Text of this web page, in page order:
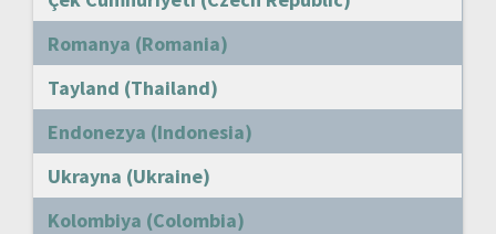
Romanya (Romania)
Tayland (Thailand)
Endonezya (Indonesia)
Ukrayna (Ukraine)
Kolombiya (Colombia)